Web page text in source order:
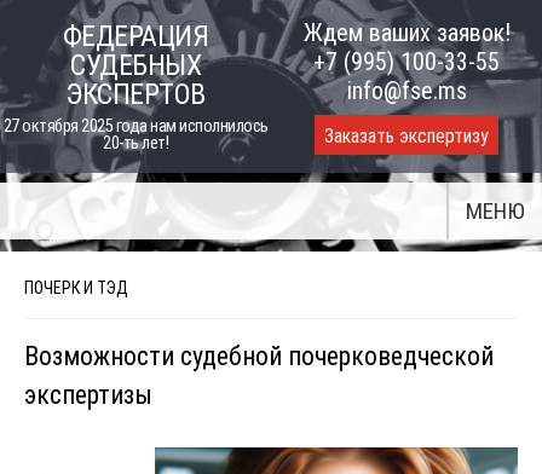
content
ФЕДЕРАЦИЯ
СУДЕБНЫХ
ЭКСПЕРТОВ
27 октября 2025 года нам исполнилось
20-ть лет!
Ждем ваших заявок!
+7 (995) 100-33-55
info@fse.ms
Заказать экспертизу
МЕНЮ
ПОЧЕРК И ТЭД
Возможности судебной почерковедческой
экспертизы